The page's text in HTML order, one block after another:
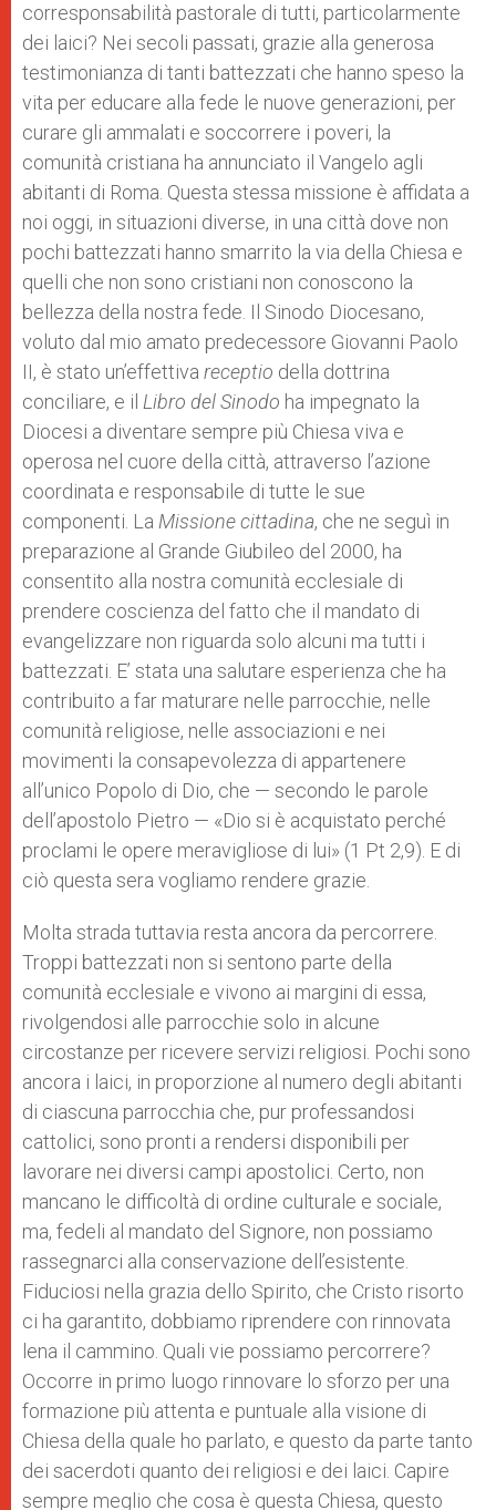
corresponsabilità pastorale di tutti, particolarmente
dei laici? Nei secoli passati, grazie alla generosa
testimonianza di tanti battezzati che hanno speso la
vita per educare alla fede le nuove generazioni, per
curare gli ammalati e soccorrere i poveri, la
comunità cristiana ha annunciato il Vangelo agli
abitanti di Roma. Questa stessa missione è affidata a
noi oggi, in situazioni diverse, in una città dove non
pochi battezzati hanno smarrito la via della Chiesa e
quelli che non sono cristiani non conoscono la
bellezza della nostra fede. Il Sinodo Diocesano,
voluto dal mio amato predecessore Giovanni Paolo
II, è stato un’effettiva receptio della dottrina
conciliare, e il Libro del Sinodo ha impegnato la
Diocesi a diventare sempre più Chiesa viva e
operosa nel cuore della città, attraverso l’azione
coordinata e responsabile di tutte le sue
componenti. La Missione cittadina, che ne seguì in
preparazione al Grande Giubileo del 2000, ha
consentito alla nostra comunità ecclesiale di
prendere coscienza del fatto che il mandato di
evangelizzare non riguarda solo alcuni ma tutti i
battezzati. E’ stata una salutare esperienza che ha
contribuito a far maturare nelle parrocchie, nelle
comunità religiose, nelle associazioni e nei
movimenti la consapevolezza di appartenere
all’unico Popolo di Dio, che — secondo le parole
dell’apostolo Pietro — «Dio si è acquistato perché
proclami le opere meravigliose di lui» (1 Pt 2,9). E di
ciò questa sera vogliamo rendere grazie.
Molta strada tuttavia resta ancora da percorrere.
Troppi battezzati non si sentono parte della
comunità ecclesiale e vivono ai margini di essa,
rivolgendosi alle parrocchie solo in alcune
circostanze per ricevere servizi religiosi. Pochi sono
ancora i laici, in proporzione al numero degli abitanti
di ciascuna parrocchia che, pur professandosi
cattolici, sono pronti a rendersi disponibili per
lavorare nei diversi campi apostolici. Certo, non
mancano le difficoltà di ordine culturale e sociale,
ma, fedeli al mandato del Signore, non possiamo
rassegnarci alla conservazione dell’esistente.
Fiduciosi nella grazia dello Spirito, che Cristo risorto
ci ha garantito, dobbiamo riprendere con rinnovata
lena il cammino. Quali vie possiamo percorrere?
Occorre in primo luogo rinnovare lo sforzo per una
formazione più attenta e puntuale alla visione di
Chiesa della quale ho parlato, e questo da parte tanto
dei sacerdoti quanto dei religiosi e dei laici. Capire
sempre meglio che cosa è questa Chiesa, questo